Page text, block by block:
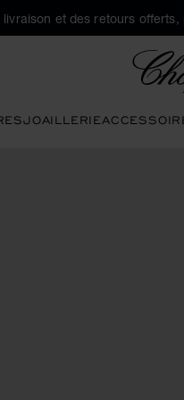
livraison et des retours
JOAILLERIE